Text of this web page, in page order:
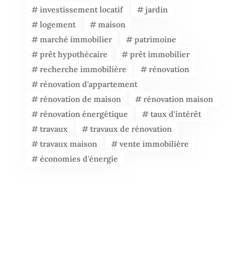
investissement locatif
jardin
logement
maison
marché immobilier
patrimoine
prêt hypothécaire
prêt immobilier
recherche immobilière
rénovation
rénovation d'appartement
rénovation de maison
rénovation maison
rénovation énergétique
taux d'intérêt
travaux
travaux de rénovation
travaux maison
vente immobilière
économies d'énergie